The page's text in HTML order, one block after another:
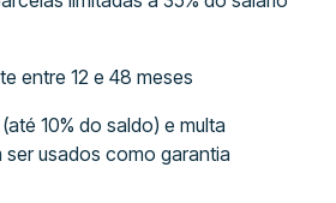
entre 12 e 48 meses
10% do saldo) e multa
usados como garantia